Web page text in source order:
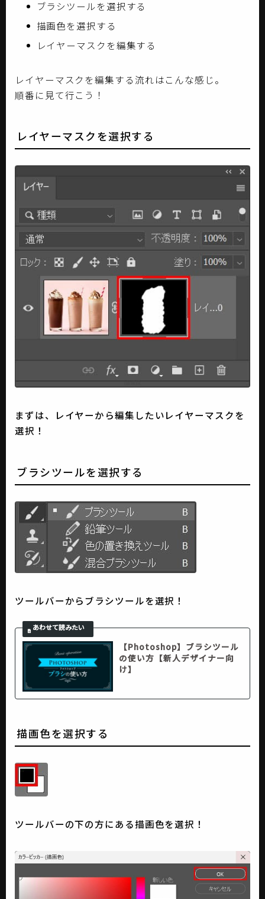
ブラシツールを選択する
描画色を選択する
レイヤーマスクを編集する
レイヤーマスクを編集する流れはこんな感じ。
順番に見て行こう！
レイヤーマスクを選択する
まずは、レイヤーから編集したいレイヤーマスクを
選択！
ブラシツールを選択する
ツールバーからブラシツールを選択！
【Photoshop】ブラシツール
の使い方【新人デザイナー向
け】
描画色を選択する
ツールバーの下の方にある描画色を選択！